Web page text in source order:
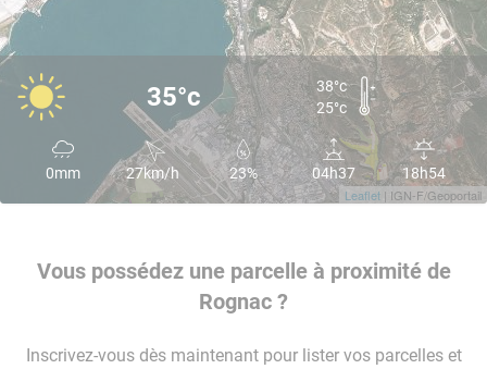
Leaflet | IGN-F/Geoportail
35°c
38°c
25°c
0mm 27km/h 23% 04h37 18h54
Vous possédez une parcelle à proximité de
Rognac ?
Inscrivez-vous dès maintenant pour lister vos parcelles et